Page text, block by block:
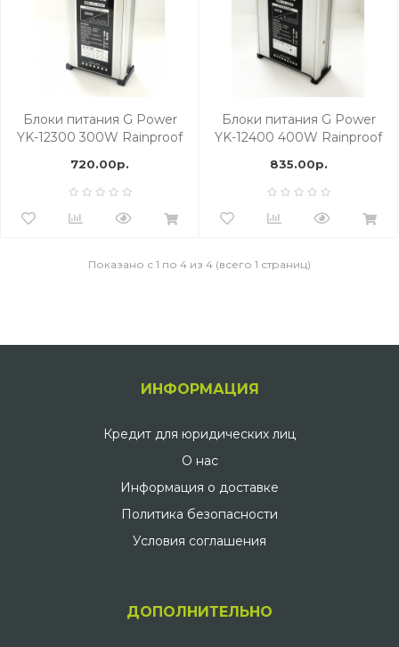
Блоки питания G Power
YK-12300 300W Rainproof
720.00р.
Блоки питания G Power
YK-12400 400W Rainproof
835.00р.
Показано с 1 по 4 из 4 (всего 1 страниц)
ИНФОРМАЦИЯ
Кредит для юридических лиц
О нас
Информация о доставке
Политика безопасности
Условия соглашения
ДОПОЛНИТЕЛЬНО